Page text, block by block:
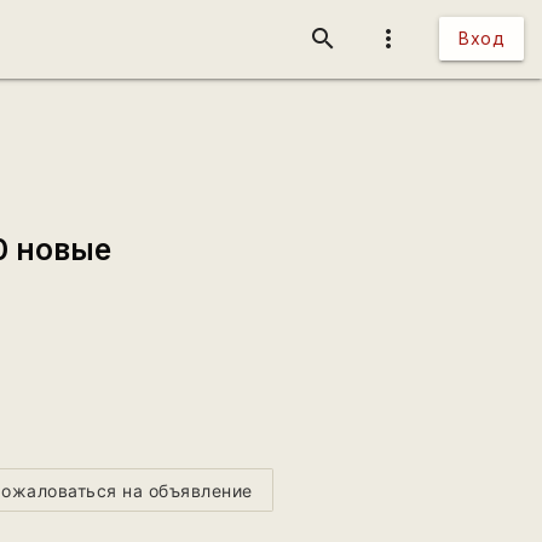
more_vert Вход
search
новые
на объявление